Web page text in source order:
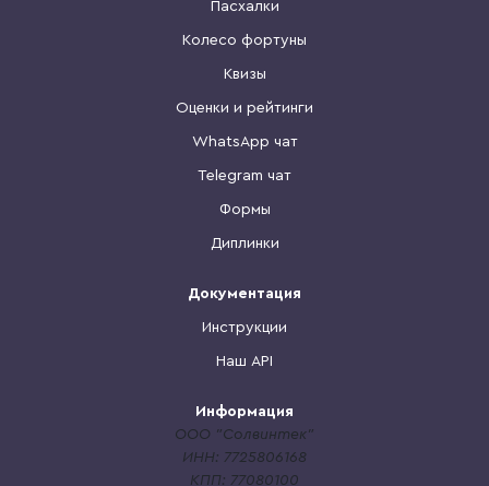
Пасхалки
Колесо фортуны
Квизы
Оценки и рейтинги
WhatsApp чат
Telegram чат
Формы
Диплинки
Документация
Инструкции
Наш API
Информация
ООО "Солвинтек"
ИНН: 7725806168
КПП: 77080100